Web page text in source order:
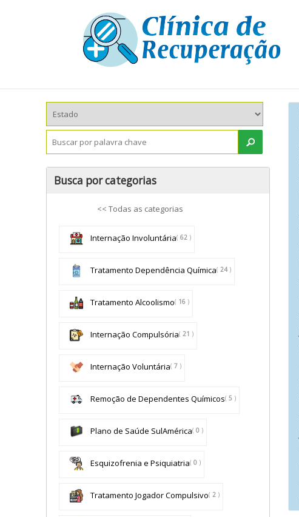
Busca por categorias
<< Todas as categorias
Internação Involuntária( 62 )
Tratamento Dependência Química( 24)
Tratamento Alcoolismo( 16 )
Internação Compulsória( 21 )
Internação Voluntária( 7 )
Remoção de Dependentes Químicos( 5 )
Plano de Saúde SulAmérica( 0 )
Esquizofrenia e Psiquiatria( 0 )
Tratamento Jogador Compulsivo( 2 )